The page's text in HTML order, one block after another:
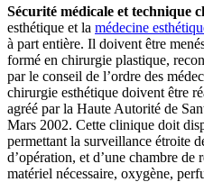
Sécurité médicale et technique
esthétique et la médecine
à part entière. Il doivent être
formé en chirurgie plastique,
par le conseil de l’ordre des
chirurgie esthétique doivent être
agréé par la Haute Autorité de
Mars 2002. Cette clinique doit
permettant la surveillance étroite
d’opération, et d’une chambre de
matériel nécessaire, oxygène,